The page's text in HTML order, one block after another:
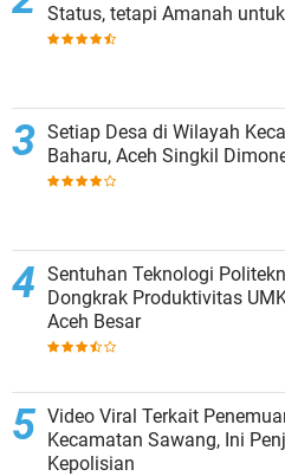
Status, tetapi Amanah
Setiap Desa di Wilayah
Baharu, Aceh Singkil
Sentuhan Teknologi
Dongkrak Produktivitas
Aceh Besar
Video Viral Terkait
Kecamatan Sawang, Ini
Kepolisian